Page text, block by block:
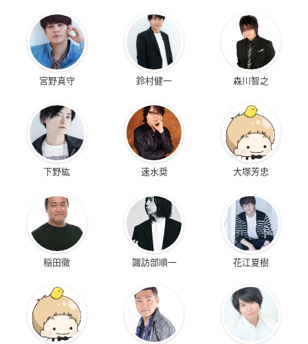
宮野真守 鈴村健一 森川智之
下野紘 速水奨 大塚芳忠
稲田徹 諏訪部順一 花江夏樹